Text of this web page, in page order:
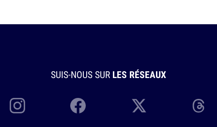
SUIS-NOUS SUR LES RÉSEAUX